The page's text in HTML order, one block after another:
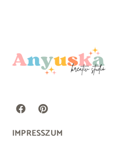
IMPRESSZUM